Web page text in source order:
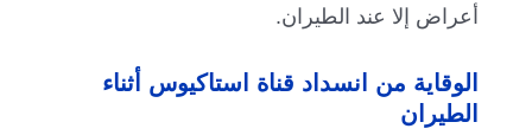
أعراض إلا عند الطيران.
الوقاية من انسداد قناة استاكيوس أثناء
الطيران